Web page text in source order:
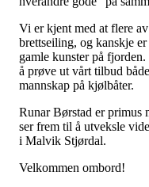
Vi er kjent med at flere
brettseiling, og kanskje
gamle kunster på
å prøve ut vårt tilbud
mannskap på kjølbåter.
Runar Børstad er primus
ser frem til å utveksle
i Malvik Stjørdal.
Velkommen ombord!